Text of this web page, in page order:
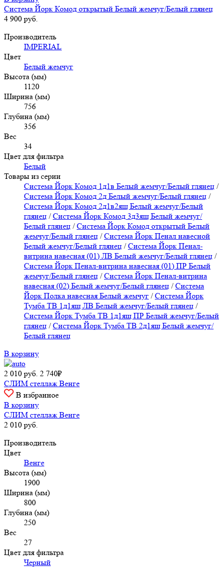
Система Йорк Комод открытый Белый жемчуг/Белый глянец
4 900 руб.
Производитель
IMPERIAL
Цвет
Белый жемчуг
Высота (мм)
1120
Ширина (мм)
756
Глубина (мм)
356
Вес
34
Цвет для фильтра
Белый
Товары из серии
Система Йорк Комод 1д1в Белый жемчуг/Белый глянец /
Система Йорк Комод 2д Белый жемчуг/Белый глянец /
Система Йорк Комод 2д1в2ящ Белый жемчуг/Белый
глянец /Система Йорк Комод 3д3ящ Белый жемчуг/
Белый глянец /Система Йорк Комод открытый Белый
жемчуг/Белый глянец /Система Йорк Пенал навесной
Белый жемчуг/Белый глянец /Система Йорк Пенал-
витрина навесная (01) ЛВ Белый жемчуг/Белый глянец /
Система Йорк Пенал-витрина навесная (01) ПР Белый
жемчуг/Белый глянец /Система Йорк Пенал-витрина
навесная (02) Белый жемчуг/Белый глянец /Система
Йорк Полка навесная Белый жемчуг /Система Йорк
Тумба ТВ 1д1ящ ЛВ Белый жемчуг/Белый глянец /
Система Йорк Тумба ТВ 1д1ящ ПР Белый жемчуг/Белый
глянец /Система Йорк Тумба ТВ 2д1ящ Белый жемчуг/
Белый глянец
В корзину
2 010 руб. 2 740₽
СЛИМ стеллаж Венге
В избранное
В корзину
СЛИМ стеллаж Венге
2 010 руб.
Производитель
Цвет
Венге
Высота (мм)
1900
Ширина (мм)
800
Глубина (мм)
250
Вес
27
Цвет для фильтра
Черный